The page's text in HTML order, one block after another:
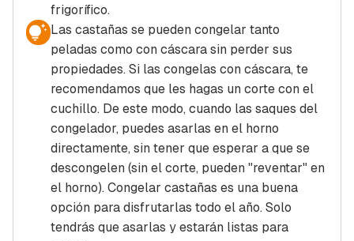
frigorífico.
Las castañas se pueden congelar tanto
peladas como con cáscara sin perder sus
propiedades. Si las congelas con cáscara, te
recomendamos que les hagas un corte con el
cuchillo. De este modo, cuando las saques del
congelador, puedes asarlas en el horno
directamente, sin tener que esperar a que se
descongelen (sin el corte, pueden "reventar" en
el horno). Congelar castañas es una buena
opción para disfrutarlas todo el año. Solo
tendrás que asarlas y estarán listas para